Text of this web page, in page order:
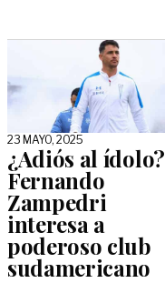
23 MAYO, 2025
¿Adiós al ídolo?
Fernando
Zampedri
interesa a
poderoso club
sudamericano